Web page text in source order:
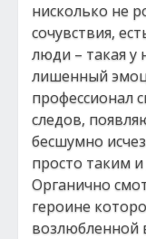
нисколько не
сочувствия,
люди – такая у
лишенный
профессионал
следов,
бесшумно
просто таким
Органично
героине
возлюбленной